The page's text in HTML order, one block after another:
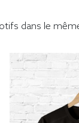
dans le